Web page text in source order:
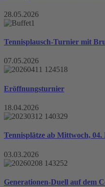
28.05.2026
Tennisplausch-Turnier mit
07.05.2026
Eröffnungsturnier
18.04.2026
Tennisplätze ab Mittwoch,
03.03.2026
Generationen-Duell auf dem